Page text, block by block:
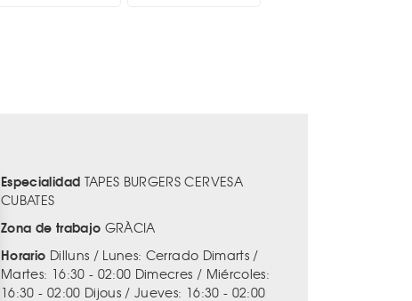
Especialidad TAPES BURGERS CERVESA
CUBATES
Zona de trabajo GRÀCIA
Horario Dilluns / Lunes: Cerrado Dimarts /
Martes: 16:30 - 02:00 Dimecres / Miércoles:
16:30 - 02:00 Dijous / Jueves: 16:30 - 02:00